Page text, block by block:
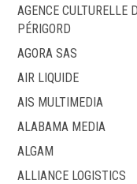
AGENCE CULTURELLE
PÉRIGORD
AGORA SAS
AIR LIQUIDE
AIS MULTIMEDIA
ALABAMA MEDIA
ALGAM
ALLIANCE LOGISTICS